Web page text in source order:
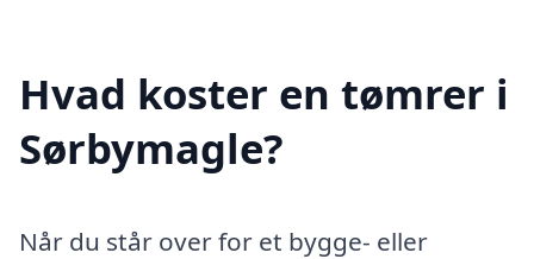
Hvad koster en tømrer i
Sørbymagle?
Når du står over for et bygge- eller